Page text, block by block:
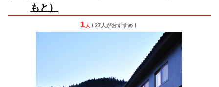
もと）
1 人 / 27人がおすすめ！